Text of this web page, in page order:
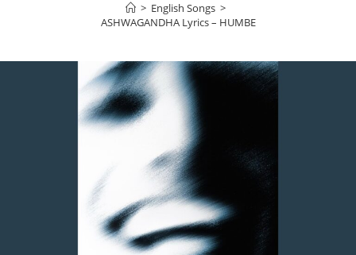
> English Songs >
ASHWAGANDHA Lyrics – HUMBE